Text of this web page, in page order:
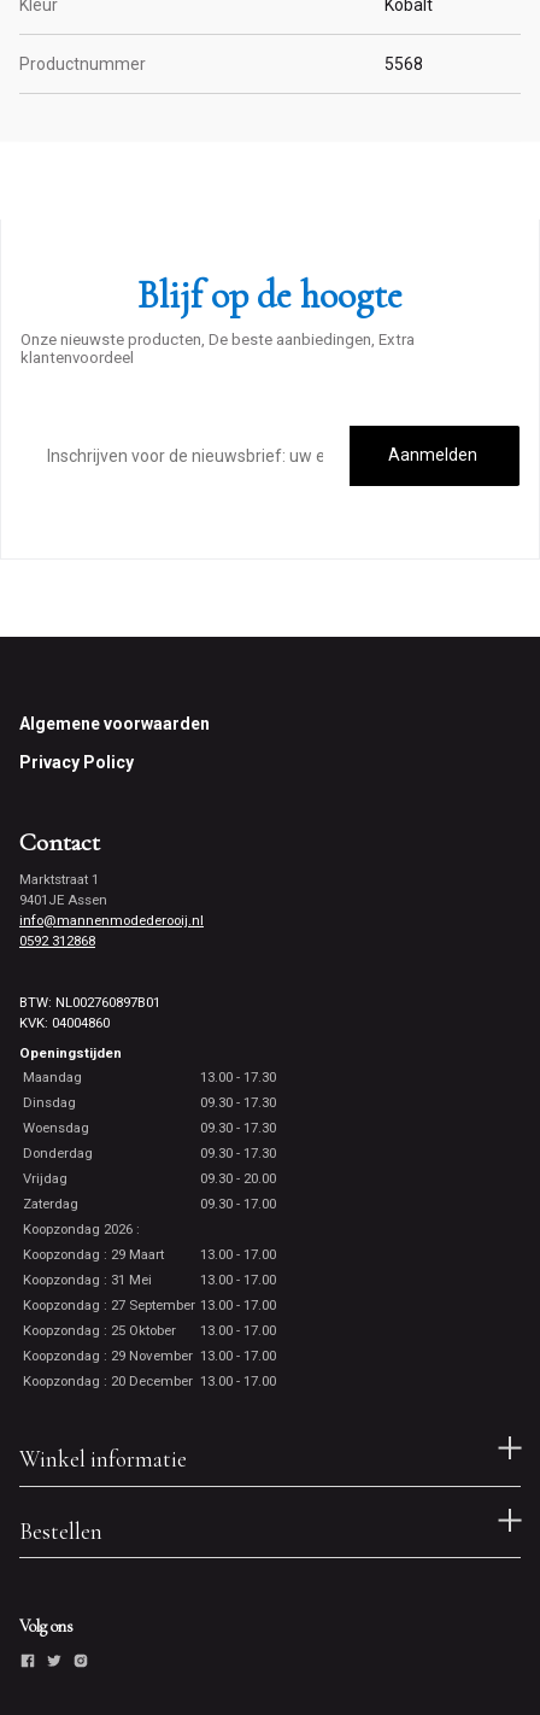
Kleur Kobalt
Productnummer 5568
Blijf op de hoogte
Onze nieuwste producten, De beste aanbiedingen, Extra
klantenvoordeel
mailadres
Aanmelden
Footer
Algemene voorwaarden
Privacy Policy
Contact
Marktstraat 1
9401JE Assen
info@mannenmodederooij.nl
0592 312868
BTW: NL002760897B01
KVK: 04004860
Openingstijden
Maandag
13.00 - 17.30
Dinsdag
09.30 - 17.30
Woensdag
09.30 - 17.30
Donderdag
09.30 - 17.30
Vrijdag
09.30 - 20.00
Zaterdag
09.30 - 17.00
Koopzondag 2026 :
Koopzondag : 29 Maart
13.00 - 17.00
Koopzondag : 31 Mei
13.00 - 17.00
Koopzondag : 27 September 13.00 - 17.00
Koopzondag : 25 Oktober
13.00 - 17.00
Koopzondag : 29 November 13.00 - 17.00
Koopzondag : 20 December 13.00 - 17.00
Winkel informatie
Bestellen
Volg ons